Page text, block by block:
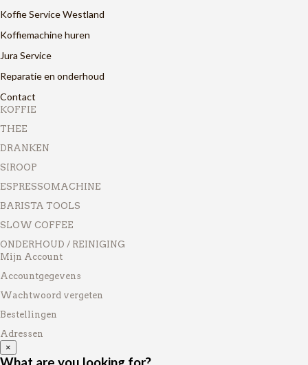
Koffie Service Westland
Koffiemachine huren
Jura Service
Reparatie en onderhoud
Contact
KOFFIE
THEE
DRANKEN
SIROOP
ESPRESSOMACHINE
BARISTA TOOLS
SLOW COFFEE
ONDERHOUD / REINIGING
Mijn Account
Accountgegevens
Wachtwoord vergeten
Bestellingen
Adressen
×